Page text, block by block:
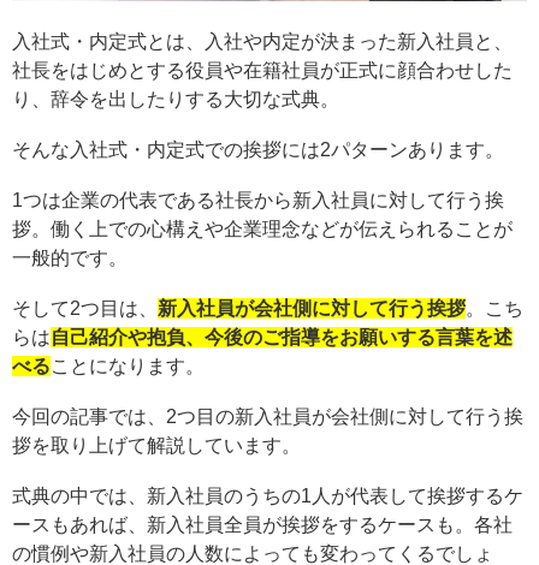
入社式・内定式とは、入社や内定が決まった新入社員と、
社長をはじめとする役員や在籍社員が正式に顔合わせした
り、辞令を出したりする大切な式典。
そんな入社式・内定式での挨拶には2パターンあります。
1つは企業の代表である社長から新入社員に対して行う挨
拶。働く上での心構えや企業理念などが伝えられることが
一般的です。
そして2つ目は、 新入社員が会社側に対して行う挨拶。こち
らは自己紹介や抱負、今後のご指導をお願いする言葉を述
べることになります。
今回の記事では、2つ目の新入社員が会社側に対して行う挨
拶を取り上げて解説しています。
式典の中では、新入社員のうちの1人が代表して挨拶するケ
ースもあれば、新入社員全員が挨拶をするケースも。各社
の慣例や新入社員の人数によっても変わってくるでしょ